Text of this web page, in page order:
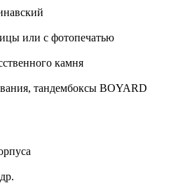
или с фотопечатью
камня
тандембоксы BOYARD